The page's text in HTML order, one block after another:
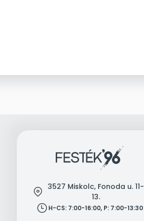
location 3527 Miskolc, Fonoda u. 11-
13.
clock H-CS: 7:00-16:00, P: 7:00-13:30